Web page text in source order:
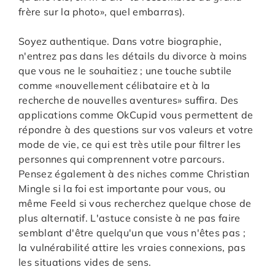
frère sur la photo», quel embarras).
Soyez authentique. Dans votre biographie,
n'entrez pas dans les détails du divorce à moins
que vous ne le souhaitiez ; une touche subtile
comme «nouvellement célibataire et à la
recherche de nouvelles aventures» suffira. Des
applications comme OkCupid vous permettent de
répondre à des questions sur vos valeurs et votre
mode de vie, ce qui est très utile pour filtrer les
personnes qui comprennent votre parcours.
Pensez également à des niches comme Christian
Mingle si la foi est importante pour vous, ou
même Feeld si vous recherchez quelque chose de
plus alternatif. L'astuce consiste à ne pas faire
semblant d'être quelqu'un que vous n'êtes pas ;
la vulnérabilité attire les vraies connexions, pas
les situations vides de sens.